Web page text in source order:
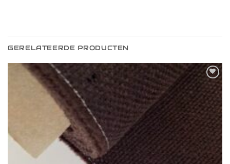
GERELATEERDE PRODUCTEN
Toevoegen
aan
verlanglijst